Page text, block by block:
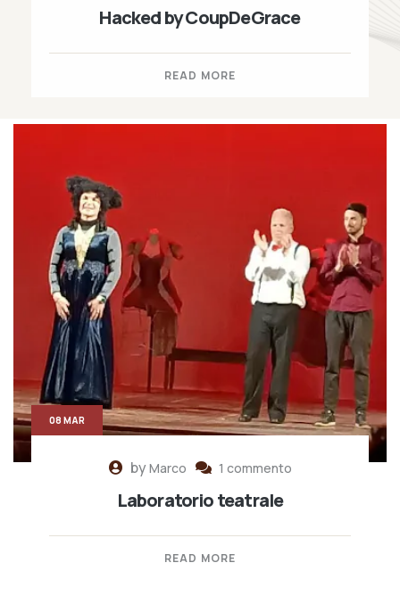
Hacked by CoupDeGrace
READ MORE
byMarco 1 commento
Laboratorio teatrale
READ MORE
08 MAR